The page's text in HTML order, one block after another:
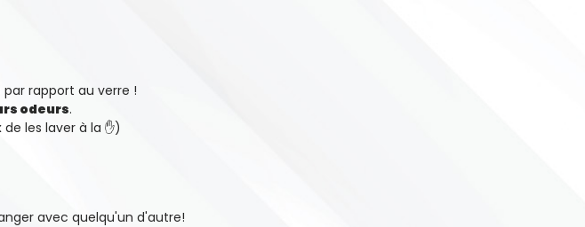
par rapport au verre !
odeurs.
les laver à la ✋)
avec quelqu'un d'autre!